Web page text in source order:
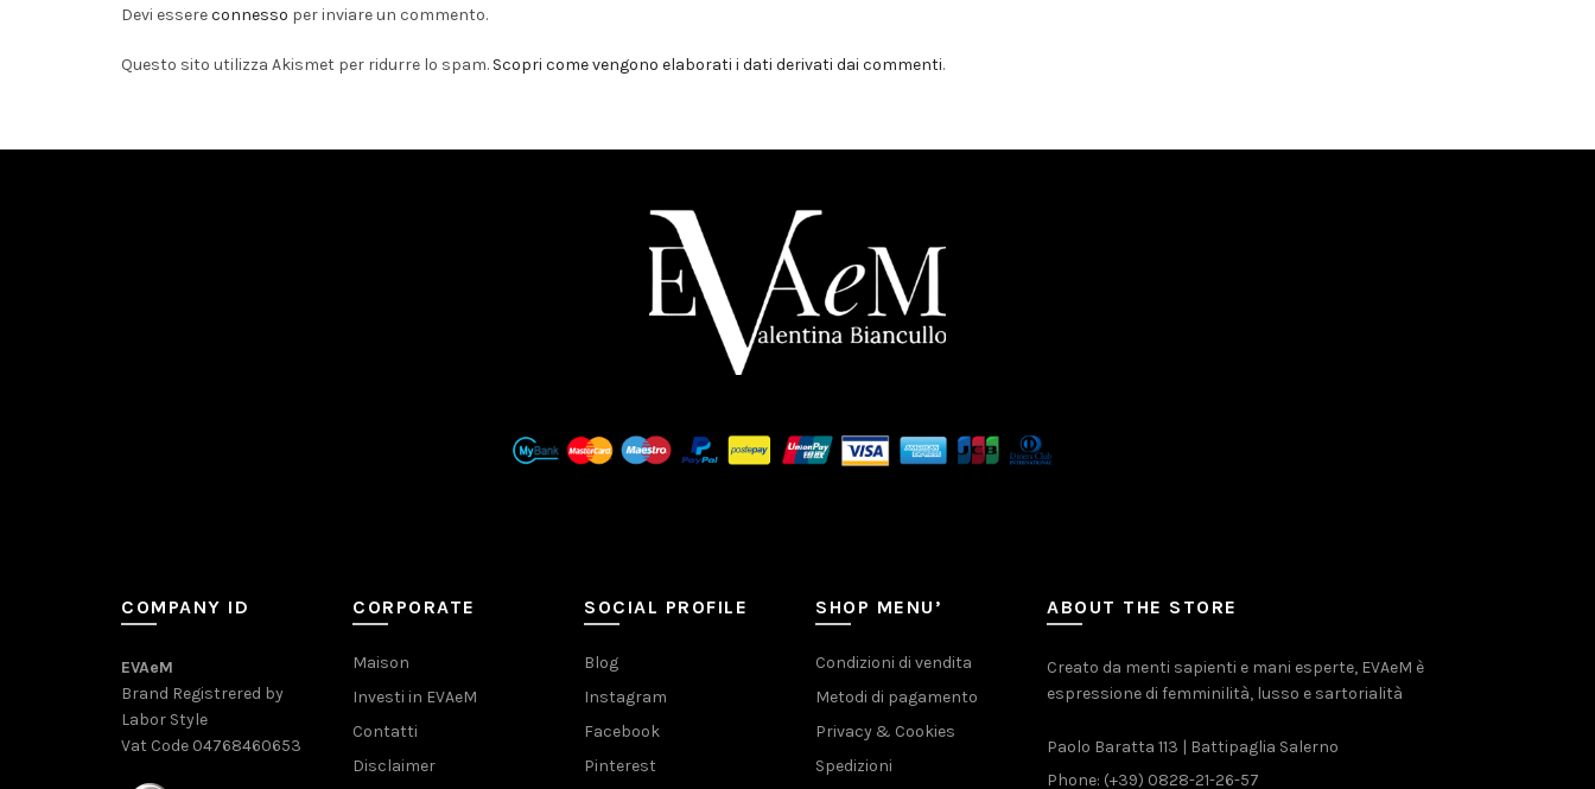
Devi essereconnesso per inviare un commento.
Questo sito utilizza Akismet per ridurre lo spam. Scopri come vengono elaborati i dati derivati dai commenti.
COMPANY ID
EVAeM
Brand Registrered by
Labor Style
Vat Code 04768460653
CORPORATE
Maison
Investi in EVAeM
Contatti
Disclaimer
SOCIAL PROFILE
Blog
Instagram
Facebook
Pinterest
SHOP MENU’
Condizioni di vendita
Metodi di pagamento
Privacy & Cookies
Spedizioni
ABOUT THE STORE
Creato da menti sapienti e mani esperte, EVAeM è
espressione di femminilità, lusso e sartorialità
Paolo Baratta 113 | Battipaglia Salerno
Phone: (+39) 0828-21-26-57